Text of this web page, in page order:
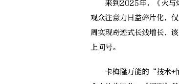
来到2025年，《火与烬
观众注意力日益碎片化，
周实现奇迹式长线增长，
上问号。
卡梅隆万能的“技术+情